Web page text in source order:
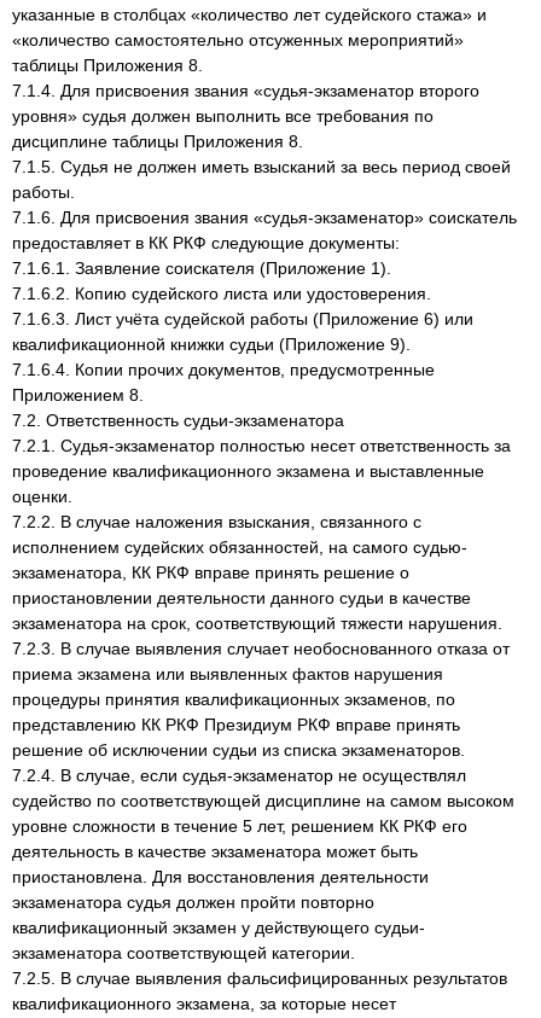
указанные в столбцах «количество лет судейского стажа» и
«количество самостоятельно отсуженных мероприятий»
таблицы Приложения 8.
7.1.4. Для присвоения звания «судья-экзаменатор второго
уровня» судья должен выполнить все требования по
дисциплине таблицы Приложения 8.
7.1.5. Судья не должен иметь взысканий за весь период своей
работы.
7.1.6. Для присвоения звания «судья-экзаменатор» соискатель
предоставляет в КК РКФ следующие документы:
7.1.6.1. Заявление соискателя (Приложение 1).
7.1.6.2. Копию судейского листа или удостоверения.
7.1.6.3. Лист учёта судейской работы (Приложение 6) или
квалификационной книжки судьи (Приложение 9).
7.1.6.4. Копии прочих документов, предусмотренные
Приложением 8.
7.2. Ответственность судьи-экзаменатора
7.2.1. Судья-экзаменатор полностью несет ответственность за
проведение квалификационного экзамена и выставленные
оценки.
7.2.2. В случае наложения взыскания, связанного с
исполнением судейских обязанностей, на самого судью-
экзаменатора, КК РКФ вправе принять решение о
приостановлении деятельности данного судьи в качестве
экзаменатора на срок, соответствующий тяжести нарушения.
7.2.3. В случае выявления случает необоснованного отказа от
приема экзамена или выявленных фактов нарушения
процедуры принятия квалификационных экзаменов, по
представлению КК РКФ Президиум РКФ вправе принять
решение об исключении судьи из списка экзаменаторов.
7.2.4. В случае, если судья-экзаменатор не осуществлял
судейство по соответствующей дисциплине на самом высоком
уровне сложности в течение 5 лет, решением КК РКФ его
деятельность в качестве экзаменатора может быть
приостановлена. Для восстановления деятельности
экзаменатора судья должен пройти повторно
квалификационный экзамен у действующего судьи-
экзаменатора соответствующей категории.
7.2.5. В случае выявления фальсифицированных результатов
квалификационного экзамена, за которые несет